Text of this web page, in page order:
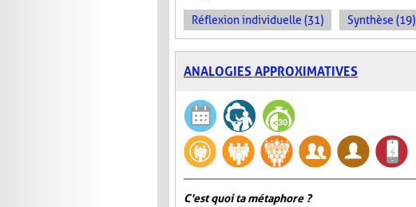
Réflexion individuelle (31) Synthèse (19)
ANALOGIES APPROXIMATIVES
C'est quoi ta métaphore ?